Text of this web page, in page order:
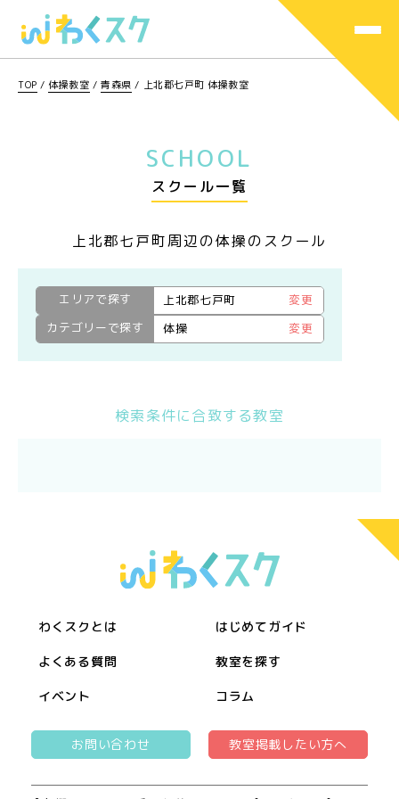
TOP /体操教室 /青森県 / 上北郡七戸町 体操教室
SCHOOL
スクール一覧
上北郡七戸町周辺の体操のスクール
エリアで探す 上北郡七戸町
変更
カテゴリーで探す
体操 変更
検索条件に合致する教室
わくスクとは はじめてガイド
よくある質問 教室を探す
イベント コラム
お問い合わせ 教室掲載したい方へ